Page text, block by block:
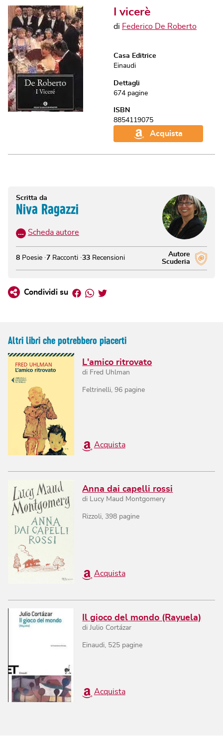
I vicerè
di Federico De Roberto
Casa Editrice
Einaudi
Dettagli
674 pagine
ISBN
8854119075
Acquista
Scritta da
Niva Ragazzi
… Scheda autore
Autore
Scuderia
8 Poesie 7 Racconti 33 Recensioni
Condividi su Facebook
Whatsapp
Twitter
Altri libri che potrebbero piacerti
L'amico ritrovato
di Fred Uhlman
Feltrinelli,96 pagine
Acquista
Anna dai capelli rossi
di Lucy Maud Montgomery
Rizzoli, 398 pagine
Acquista
Il gioco del mondo (Rayuela)
di Julio Cortázar
Einaudi 525 pagine
Acquista